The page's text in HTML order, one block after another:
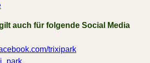
auch für folgende Social Media
trixipark‎